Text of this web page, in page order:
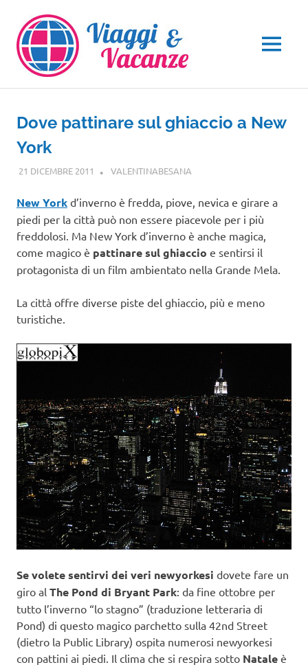
contenuto
MENU
Dove pattinare sul ghiaccio a New
York
21 DICEMBRE 2011 VALENTINABESANA
New York d’inverno è fredda, piove, nevica e girare a
piedi per la città può non essere piacevole per i più
freddolosi. Ma New York d’inverno è anche magica,
come magico è pattinare sul ghiaccio e sentirsi il
protagonista di un film ambientato nella Grande Mela.
La città offre diverse piste del ghiaccio, più e meno
turistiche.
Se volete sentirvi dei veri newyorkesi dovete fare un
giro al The Pond di Bryant Park: da fine ottobre per
tutto l’inverno “lo stagno” (traduzione letteraria di
Pond) di questo magico parchetto sulla 42nd Street
(dietro la Public Library) ospita numerosi newyorkesi
con pattini ai piedi. Il clima che si respira sotto Natale è